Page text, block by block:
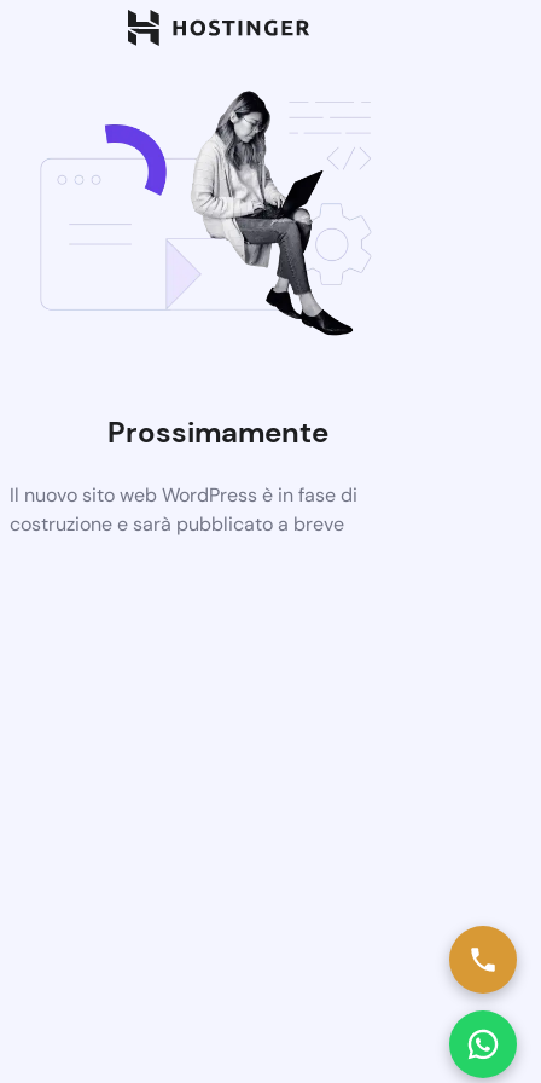
Prossimamente
Il nuovo sito web WordPress è in fase di
costruzione e sarà pubblicato a breve